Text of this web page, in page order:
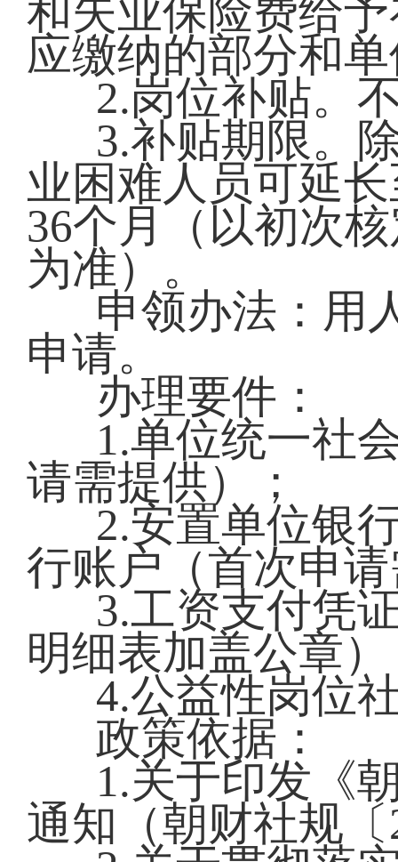
和失业保险费给
应缴纳的部分和
2.岗位补贴。
3.补贴期限。
业困难人员可延
36个月（以初次
为准）。
申领办法：用
申请。
办理要件：
1.单位统一社
请需提供）；
2.安置单位银
行账户（首次申
3.工资支付凭
明细表加盖公章
4.公益性岗位
政策依据：
1.关于印发《
通知（朝财社规